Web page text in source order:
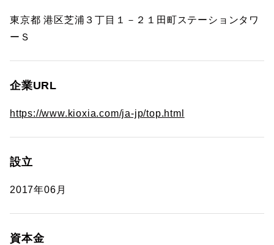
東京都 港区芝浦３丁目１－２１田町ステーションタワ
ーＳ
企業URL
https://www.kioxia.com/ja-jp/top.html
設立
2017年06月
資本金